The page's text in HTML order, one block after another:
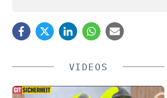
VIDEOS